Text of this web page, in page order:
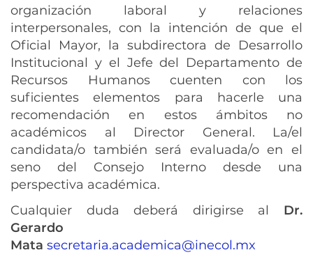
organización laboral y relaciones
interpersonales, con la intención de que el
Oficial Mayor, la subdirectora de Desarrollo
Institucional y el Jefe del Departamento de
Recursos Humanos cuenten con los
suficientes elementos para hacerle una
recomendación en estos ámbitos no
académicos al Director General. La/el
candidata/o también será evaluada/o en el
seno del Consejo Interno desde una
perspectiva académica.
Cualquier duda deberá dirigirse al Dr.
Gerardo
Mata secretaria.academica@inecol.mx